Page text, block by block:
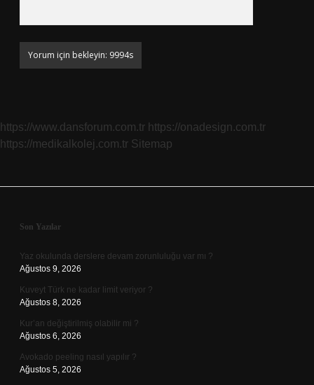
https://www.dansforum.com.tr https://onadesign.com.tr
https://medikalkolej.com.tr Sitemap
Sidebar
Son Yazılar
Yaz okulunda derslere devam zorunluluğu var mı ?
Ağustos 9, 2026
Kuveyt Türk ne kadar limit veriyor ?
Ağustos 8, 2026
Kur’an değiştirilmiş olabilir mi ?
Ağustos 6, 2026
Avokado peeling nasıl yapılır ?
Ağustos 5, 2026